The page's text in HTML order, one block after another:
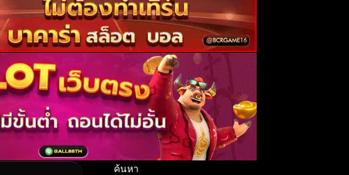
ค้นหา